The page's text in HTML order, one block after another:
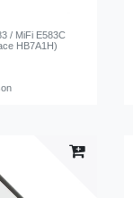
/ MiFi E583C
HB7A1H)